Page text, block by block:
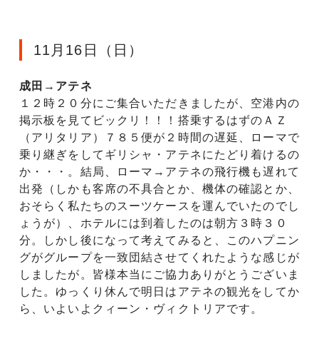
11月16日（日）
成田→アテネ
１２時２０分にご集合いただきましたが、空港内の
掲示板を見てビックリ！！！搭乗するはずのＡＺ
（アリタリア）７８５便が２時間の遅延、ローマで
乗り継ぎをしてギリシャ・アテネにたどり着けるの
か・・・。結局、ローマ→アテネの飛行機も遅れて
出発（しかも客席の不具合とか、機体の確認とか、
おそらく私たちのスーツケースを運んでいたのでし
ょうが）、ホテルには到着したのは朝方３時３０
分。しかし後になって考えてみると、このハプニン
グがグループを一致団結させてくれたような感じが
しましたが。皆様本当にご協力ありがとうございま
した。ゆっくり休んで明日はアテネの観光をしてか
ら、いよいよクィーン・ヴィクトリアです。